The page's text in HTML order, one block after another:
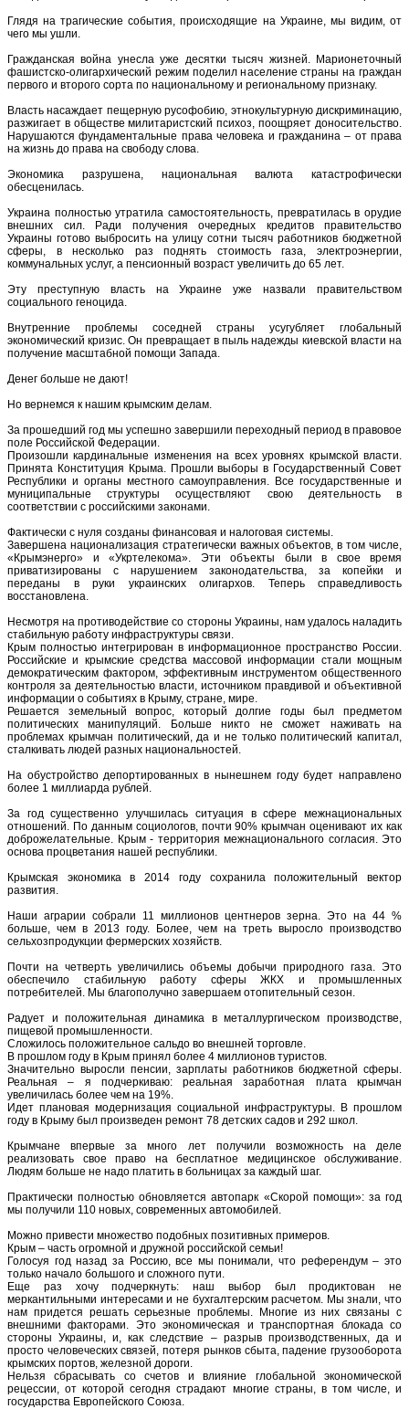
Глядя на трагические события, происходящие на Украине, мы видим, от
чего мы ушли.
Гражданская война унесла уже десятки тысяч жизней. Марионеточный
фашистско-олигархический режим поделил население страны на граждан
первого и второго сорта по национальному и региональному признаку.
Власть насаждает пещерную русофобию, этнокультурную дискриминацию,
разжигает в обществе милитаристский психоз, поощряет доносительство.
Нарушаются фундаментальные права человека и гражданина – от права
на жизнь до права на свободу слова.
Экономика разрушена, национальная валюта катастрофически
обесценилась.
Украина полностью утратила самостоятельность, превратилась в орудие
внешних сил. Ради получения очередных кредитов правительство
Украины готово выбросить на улицу сотни тысяч работников бюджетной
сферы, в несколько раз поднять стоимость газа, электроэнергии,
коммунальных услуг, а пенсионный возраст увеличить до 65 лет.
Эту преступную власть на Украине уже назвали правительством
социального геноцида.
Внутренние проблемы соседней страны усугубляет глобальный
экономический кризис. Он превращает в пыль надежды киевской власти на
получение масштабной помощи Запада.
Денег больше не дают!
Но вернемся к нашим крымским делам.
За прошедший год мы успешно завершили переходный период в правовое
поле Российской Федерации.
Произошли кардинальные изменения на всех уровнях крымской власти.
Принята Конституция Крыма. Прошли выборы в Государственный Совет
Республики и органы местного самоуправления. Все государственные и
муниципальные структуры осуществляют свою деятельность в
соответствии с российскими законами.
Фактически с нуля созданы финансовая и налоговая системы.
Завершена национализация стратегически важных объектов, в том числе,
«Крымэнерго» и «Укртелекома». Эти объекты были в свое время
приватизированы с нарушением законодательства, за копейки и
переданы в руки украинских олигархов. Теперь справедливость
восстановлена.
Несмотря на противодействие со стороны Украины, нам удалось наладить
стабильную работу инфраструктуры связи.
Крым полностью интегрирован в информационное пространство России.
Российские и крымские средства массовой информации стали мощным
демократическим фактором, эффективным инструментом общественного
контроля за деятельностью власти, источником правдивой и объективной
информации о событиях в Крыму, стране, мире.
Решается земельный вопрос, который долгие годы был предметом
политических манипуляций. Больше никто не сможет наживать на
проблемах крымчан политический, да и не только политический капитал,
сталкивать людей разных национальностей.
На обустройство депортированных в нынешнем году будет направлено
более 1 миллиарда рублей.
За год существенно улучшилась ситуация в сфере межнациональных
отношений. По данным социологов, почти 90% крымчан оценивают их как
доброжелательные. Крым - территория межнационального согласия. Это
основа процветания нашей республики.
Крымская экономика в 2014 году сохранила положительный вектор
развития.
Наши аграрии собрали 11 миллионов центнеров зерна. Это на 44 %
больше, чем в 2013 году. Более, чем на треть выросло производство
сельхозпродукции фермерских хозяйств.
Почти на четверть увеличились объемы добычи природного газа. Это
обеспечило стабильную работу сферы ЖКХ и промышленных
потребителей. Мы благополучно завершаем отопительный сезон.
Радует и положительная динамика в металлургическом производстве,
пищевой промышленности.
Сложилось положительное сальдо во внешней торговле.
В прошлом году в Крым принял более 4 миллионов туристов.
Значительно выросли пенсии, зарплаты работников бюджетной сферы.
Реальная – я подчеркиваю: реальная заработная плата крымчан
увеличилась более чем на 19%.
Идет плановая модернизация социальной инфраструктуры. В прошлом
году в Крыму был произведен ремонт 78 детских садов и 292 школ.
Крымчане впервые за много лет получили возможность на деле
реализовать свое право на бесплатное медицинское обслуживание.
Людям больше не надо платить в больницах за каждый шаг.
Практически полностью обновляется автопарк «Скорой помощи»: за год
мы получили 110 новых, современных автомобилей.
Можно привести множество подобных позитивных примеров.
Крым – часть огромной и дружной российской семьи!
Голосуя год назад за Россию, все мы понимали, что референдум – это
только начало большого и сложного пути.
Еще раз хочу подчеркнуть: наш выбор был продиктован не
меркантильными интересами и не бухгалтерским расчетом. Мы знали, что
нам придется решать серьезные проблемы. Многие из них связаны с
внешними факторами. Это экономическая и транспортная блокада со
стороны Украины, и, как следствие – разрыв производственных, да и
просто человеческих связей, потеря рынков сбыта, падение грузооборота
крымских портов, железной дороги.
Нельзя сбрасывать со счетов и влияние глобальной экономической
рецессии, от которой сегодня страдают многие страны, в том числе, и
государства Европейского Союза.